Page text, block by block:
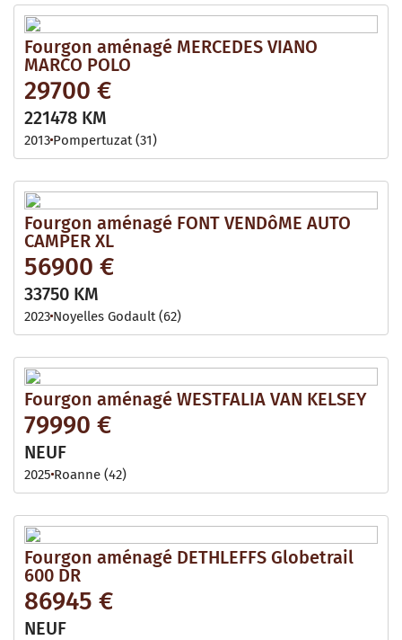
Fourgon aménagé MERCEDES VIANO
MARCO POLO
29700 €
221478 KM
2013 Pompertuzat (31)
Fourgon aménagé FONT VENDôME AUTO
CAMPER XL
56900 €
33750 KM
2023 Noyelles Godault (62)
Fourgon aménagé WESTFALIA VAN KELSEY
79990 €
NEUF
2025 Roanne (42)
Fourgon aménagé DETHLEFFS Globetrail
600 DR
86945 €
NEUF